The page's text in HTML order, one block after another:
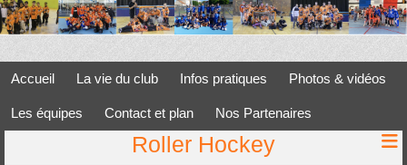
Accueil La vie du club Infos pratiques Photos & vidéos
Les équipes Contact et plan Nos Partenaires
Roller Hockey